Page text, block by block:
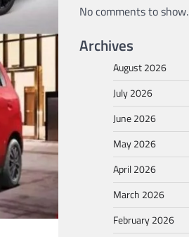
No comments to show.
Archives
August 2026
July 2026
June 2026
May 2026
April 2026
March 2026
February 2026